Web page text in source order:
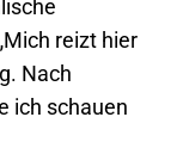
reizt hier
Nach
ich schauen